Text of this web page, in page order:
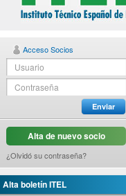
Acceso Socios
Enviar
Alta de nuevo socio
¿Olvidó su contraseña?
Alta boletín ITEL